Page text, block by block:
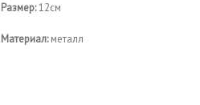
Размер:12см
Материал:металл